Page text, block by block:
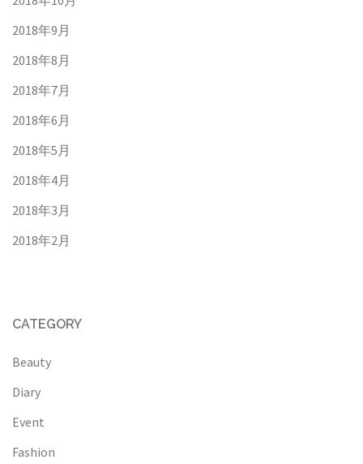
2018年9月
2018年8月
2018年7月
2018年6月
2018年5月
2018年4月
2018年3月
2018年2月
CATEGORY
Beauty
Diary
Event
Fashion